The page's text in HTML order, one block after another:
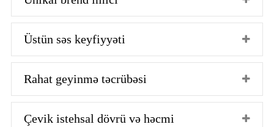
Üstün səs keyfiyyəti
Rahat geyinmə təcrübəsi
Çevik istehsal dövrü və həcmi